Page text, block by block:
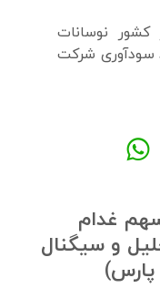
نوسانات
سودآوری شرکت
غدام
و سیگنال